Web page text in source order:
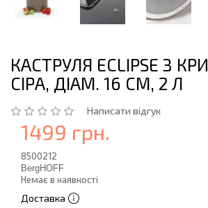
КАСТРУЛЯ ECLIPSE З
СІРА, ДІАМ. 16 СМ, 2 Л
Написати відгук
1499 грн.
8500212
BergHOFF
Немає в наявності
Доставка